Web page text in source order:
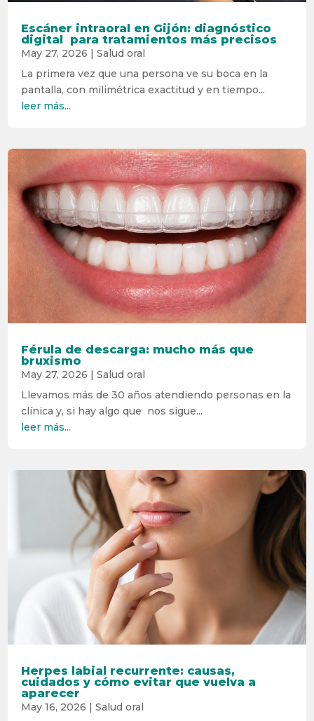
Escáner intraoral en Gijón: diagnóstico
digital para tratamientos más precisos
May 27, 2026 |Salud oral
La primera vez que una persona ve su boca en la
pantalla, con milimétrica exactitud y en tiempo...
leer más...
Férula de descarga: mucho más que
bruxismo
May 27, 2026 |Salud oral
Llevamos más de 30 años atendiendo personas en la
clínica y, si hay algo que nos sigue...
leer más...
Herpes labial recurrente: causas,
cuidados y cómo evitar que vuelva a
aparecer
May 16, 2026 |Salud oral